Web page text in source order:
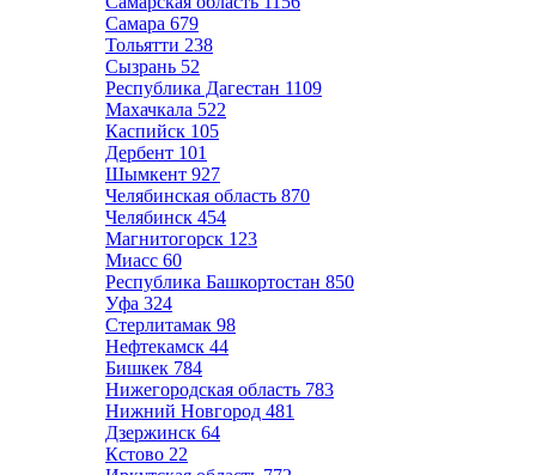
Самара 679
Тольятти 238
Сызрань 52
Республика Дагестан 1109
Махачкала 522
Каспийск 105
Дербент 101
Шымкент 927
Челябинская область 870
Челябинск 454
Магнитогорск 123
Миасс 60
Республика Башкортостан 850
Уфа 324
Стерлитамак 98
Нефтекамск 44
Бишкек 784
Нижегородская область 783
Нижний Новгород 481
Дзержинск 64
Кстово 22